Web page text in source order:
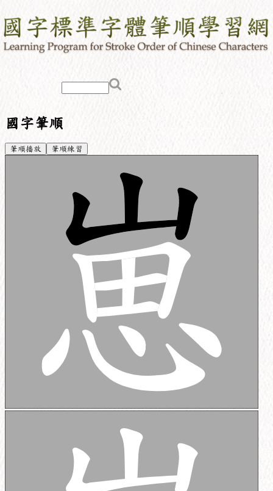
國字筆順
筆順播放 筆順練習